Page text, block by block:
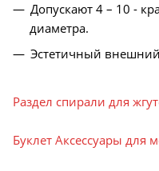
Допускают 4 – 10 -
диаметра.
Эстетичный
Раздел спирали для
Буклет Аксессуары для